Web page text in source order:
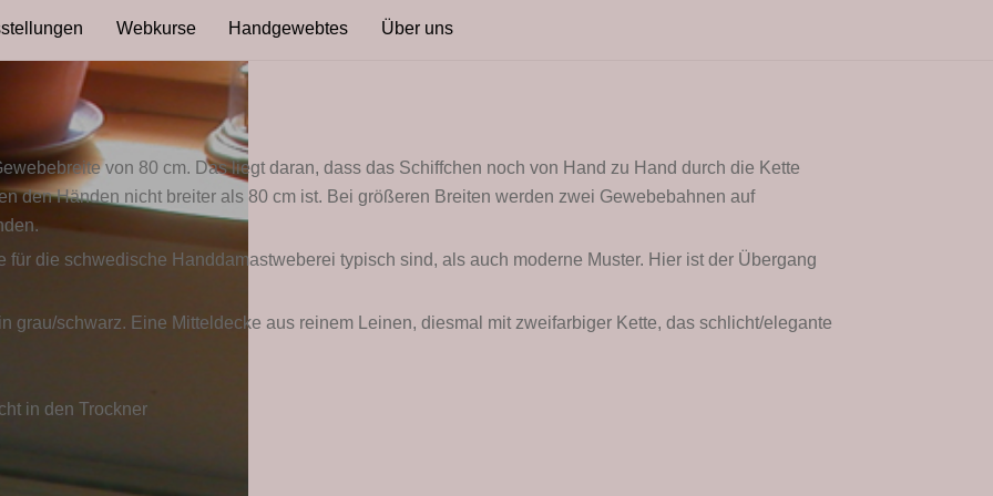
Webkurse Handgewebtes Über uns
von 80 cm. Das liegt daran, dass das Schiffchen noch von Hand zu Hand durch die Kette
den Händen nicht breiter als 80 cm ist. Bei größeren Breiten werden zwei Gewebebahnen auf
für die schwedische Handdamastweberei typisch sind, als auch moderne Muster. Hier ist der Übergang
grau/schwarz. Eine Mitteldecke aus reinem Leinen, diesmal mit zweifarbiger Kette, das schlicht/elegante
in den Trockner